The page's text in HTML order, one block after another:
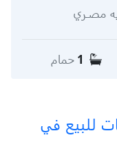
مصـري
1 حمام
للبيع في